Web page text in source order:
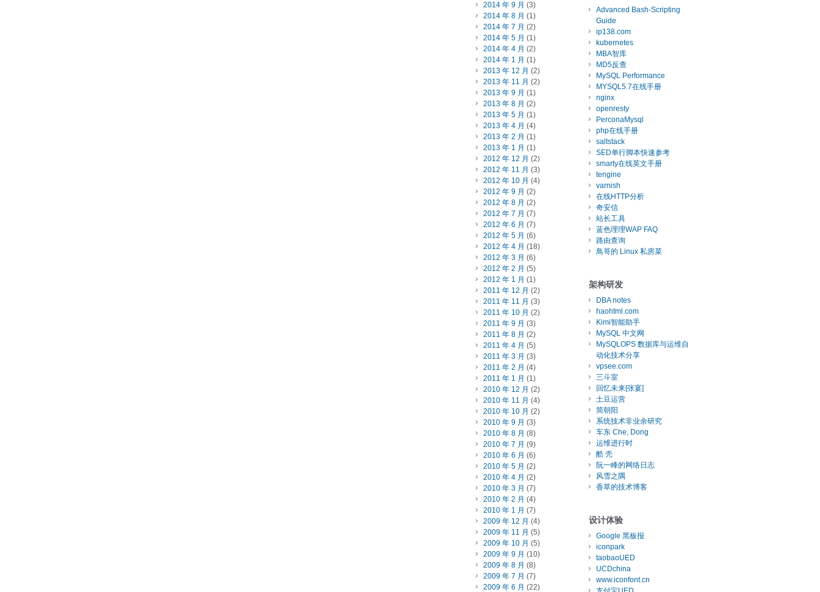
2014 年 9 月 (3)
2014 年 8 月 (1)
2014 年 7 月 (2)
2014 年 5 月 (1)
2014 年 4 月 (2)
2014 年 1 月 (1)
2013 年 12 月 (2)
2013 年 11 月 (2)
2013 年 9 月 (1)
2013 年 8 月 (2)
2013 年 5 月 (1)
2013 年 4 月 (4)
2013 年 2 月 (1)
2013 年 1 月 (1)
2012 年 12 月 (2)
2012 年 11 月 (3)
2012 年 10 月 (4)
2012 年 9 月 (2)
2012 年 8 月 (2)
2012 年 7 月 (7)
2012 年 6 月 (7)
2012 年 5 月 (6)
2012 年 4 月 (18)
2012 年 3 月 (6)
2012 年 2 月 (5)
2012 年 1 月 (1)
2011 年 12 月 (2)
2011 年 11 月 (3)
2011 年 10 月 (2)
2011 年 9 月 (3)
2011 年 8 月 (2)
2011 年 4 月 (5)
2011 年 3 月 (3)
2011 年 2 月 (4)
2011 年 1 月 (1)
2010 年 12 月 (2)
2010 年 11 月 (4)
2010 年 10 月 (2)
2010 年 9 月 (3)
2010 年 8 月 (8)
2010 年 7 月 (9)
2010 年 6 月 (6)
2010 年 5 月 (2)
2010 年 4 月 (2)
2010 年 3 月 (7)
2010 年 2 月 (4)
2010 年 1 月 (7)
2009 年 12 月 (4)
2009 年 11 月 (5)
2009 年 10 月 (5)
2009 年 9 月 (10)
2009 年 8 月 (8)
2009 年 7 月 (7)
2009 年 6 月 (22)
Advanced Bash-Scripting
Guide
ip138.com
kubernetes
MBA智库
MD5反查
MySQL Performance
MYSQL5.7在线手册
nginx
openresty
PerconaMysql
php在线手册
saltstack
SED单行脚本快速参考
smarty在线英文手册
tengine
varnish
在线HTTP分析
奇安信
站长工具
蓝色理理WAP FAQ
路由查询
鳥哥的 Linux 私房菜
架构研发
DBA notes
haohtml.com
Kimi智能助手
MySQL 中文网
MySQLOPS 数据库与运维自
动化技术分享
vpsee.com
三斗室
回忆未来[张宴]
土豆运营
简朝阳
系统技术非业余研究
车东 Che, Dong
运维进行时
酷 壳
阮一峰的网络日志
风雪之隅
香草的技术博客
设计体验
Google 黑板报
iconpark
taobaoUED
UCDchina
www.iconfont.cn